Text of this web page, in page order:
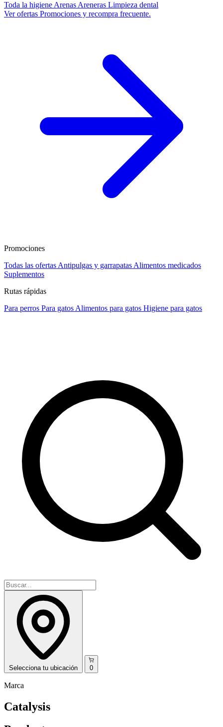
Toda la higiene Arenas Areneras Limpieza dental
Ver ofertas Promociones y recompra frecuente.
Promociones
Todas las ofertas Antipulgas y garrapatas Alimentos medicados
Suplementos
Rutas rápidas
Para perros Para gatos Alimentos para gatos Higiene para gatos
Selecciona tu ubicación 0
Marca
Catalysis